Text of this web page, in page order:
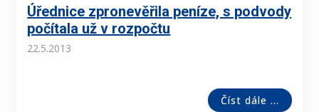
Úřednice zpronevěřila peníze, s podvody
počítala už v rozpočtu
22.5.2013
Číst dále ...